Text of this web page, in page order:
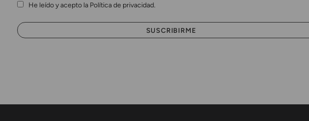
He leído y acepto la Política de privacidad.